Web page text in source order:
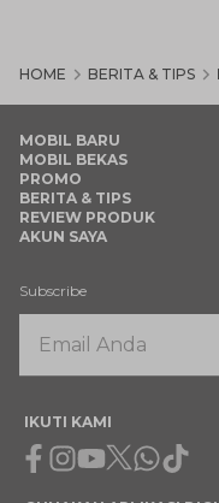
HOME BERITA & TIPS
MOBIL BARU
MOBIL BEKAS
PROMO
BERITA & TIPS
REVIEW PRODUK
AKUN SAYA
Subscribe
IKUTI KAMI
Facebook
Instagram
Youtube
X Whatsapp
Tiktok